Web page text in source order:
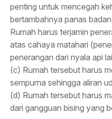
penting untuk mencegah
bertambahnya panas
Rumah harus terjamin
atas cahaya matahari
penerangan dari nyala api
(c) Rumah tersebut harus
sempurna sehingga aliran
(d) Rumah tersebut harus
dari gangguan bising yang